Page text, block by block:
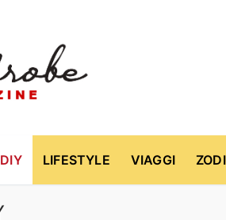
DIY LIFESTYLE VIAGGI